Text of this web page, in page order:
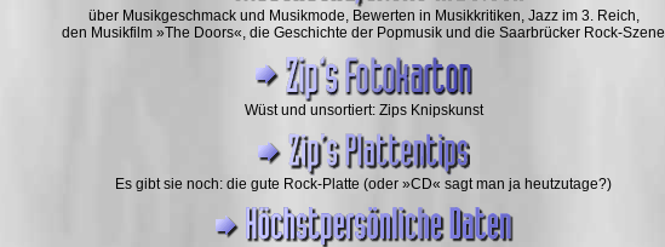
über Musikgeschmack und Musikmode, Bewerten in Musikkritiken, Jazz im 3. Reich,
den Musikfilm »The Doors«, die Geschichte der Popmusik und die Saarbrücker Rock-Szene
Wüst und unsortiert: Zips Knipskunst
Es gibt sie noch: die gute Rock-Platte (oder »CD« sagt man ja heutzutage?)